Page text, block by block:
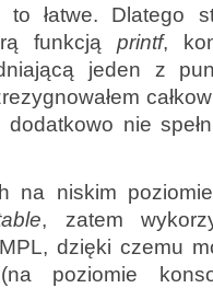
łatwe. Dlatego
funkcją printf,
jeden z
nie
na niskim
, zatem
dzięki czemu
poziomie